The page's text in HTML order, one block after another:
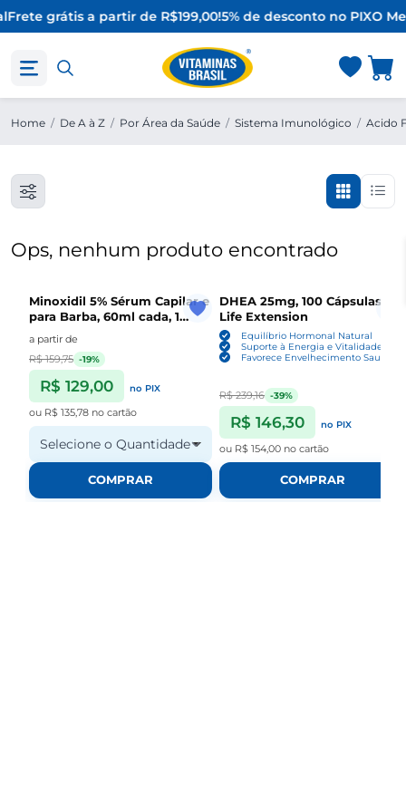
Frete grátis a partir de R$199,00!5% de desconto no PIXO
Home / De A à Z / Por Área da Saúde / Sistema Imunológico / Acido
Ops, nenhum produto encontrado
Minoxidil 5% Sérum Capilar e
para Barba, 60ml cada, 1
Sefralls
a partir de
R$ 159,75 -19%
R$ 129,00 no PIX
ou R$ 135,78 no cartão
Selecione o Quantidade
COMPRAR
DHEA 25mg, 100 Cápsulas ,
Life Extension
Equilíbrio Hormonal Natural
Suporte à Energia e Vitalidade
Favorece Envelhecimento Saudável
R$ 239,16 -39%
R$ 146,30 no PIX
ou R$ 154,00 no cartão
COMPRAR